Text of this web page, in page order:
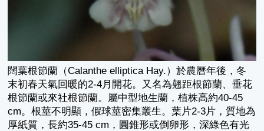
闊葉根節蘭（Calanthe elliptica Hay.）於農曆年後，冬
末初春天氣回暖的2-4月開花。又名為翹距根節蘭、垂花
根節蘭或來社根節蘭。屬中型地生蘭，植株高約40-45
cm。根莖不明顯，假球莖密集叢生。葉片2-3片，質地為
厚紙質，長約35-45 cm，圓錐形或倒卵形，深綠色有光